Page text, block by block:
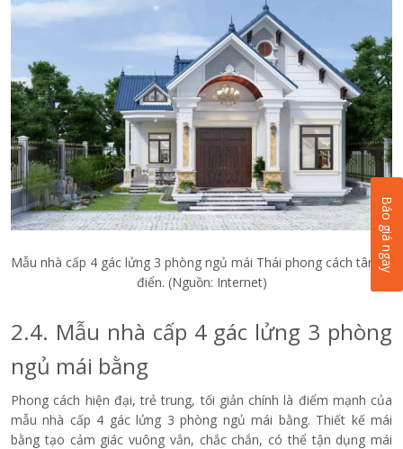
Mẫu nhà cấp 4 gác lửng 3 phòng ngủ mái Thái phong cách tân cổ
điển. (Nguồn: Internet)
2.4. Mẫu nhà cấp 4 gác lửng 3 phòng
ngủ mái bằng
Phong cách hiện đại, trẻ trung, tối giản chính là điểm mạnh của
mẫu nhà cấp 4 gác lửng 3 phòng ngủ mái bằng. Thiết kế mái
bằng tạo cảm giác vuông vắn, chắc chắn, có thể tận dụng mái
Báo giá ngay